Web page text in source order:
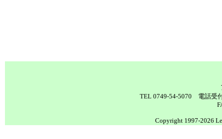
TEL 0749-54-5070 電話受
Copyright 1997-2026